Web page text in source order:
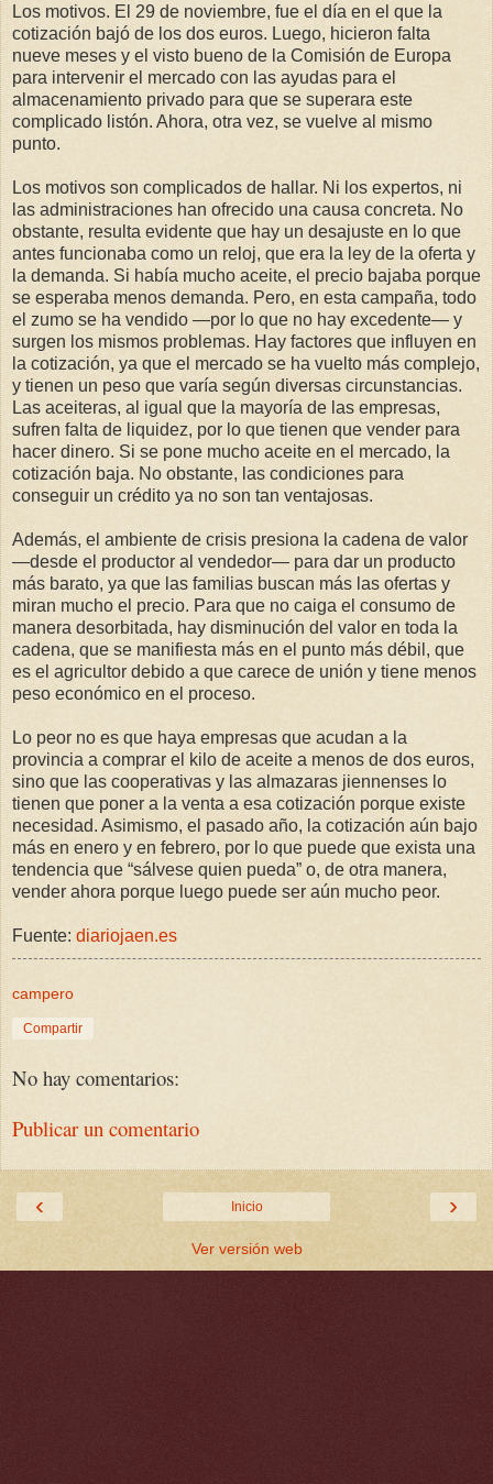
Los motivos. El 29 de noviembre, fue el día en el que la
cotización bajó de los dos euros. Luego, hicieron falta
nueve meses y el visto bueno de la Comisión de Europa
para intervenir el mercado con las ayudas para el
almacenamiento privado para que se superara este
complicado listón. Ahora, otra vez, se vuelve al mismo
punto.
Los motivos son complicados de hallar. Ni los expertos, ni
las administraciones han ofrecido una causa concreta. No
obstante, resulta evidente que hay un desajuste en lo que
antes funcionaba como un reloj, que era la ley de la oferta y
la demanda. Si había mucho aceite, el precio bajaba porque
se esperaba menos demanda. Pero, en esta campaña, todo
el zumo se ha vendido —por lo que no hay excedente— y
surgen los mismos problemas. Hay factores que influyen en
la cotización, ya que el mercado se ha vuelto más complejo,
y tienen un peso que varía según diversas circunstancias.
Las aceiteras, al igual que la mayoría de las empresas,
sufren falta de liquidez, por lo que tienen que vender para
hacer dinero. Si se pone mucho aceite en el mercado, la
cotización baja. No obstante, las condiciones para
conseguir un crédito ya no son tan ventajosas.
Además, el ambiente de crisis presiona la cadena de valor
—desde el productor al vendedor— para dar un producto
más barato, ya que las familias buscan más las ofertas y
miran mucho el precio. Para que no caiga el consumo de
manera desorbitada, hay disminución del valor en toda la
cadena, que se manifiesta más en el punto más débil, que
es el agricultor debido a que carece de unión y tiene menos
peso económico en el proceso.
Lo peor no es que haya empresas que acudan a la
provincia a comprar el kilo de aceite a menos de dos euros,
sino que las cooperativas y las almazaras jiennenses lo
tienen que poner a la venta a esa cotización porque existe
necesidad. Asimismo, el pasado año, la cotización aún bajo
más en enero y en febrero, por lo que puede que exista una
tendencia que “sálvese quien pueda” o, de otra manera,
vender ahora porque luego puede ser aún mucho peor.
Fuente: diariojaen.es
campero
Compartir
No hay comentarios:
Publicar un comentario
‹ ›
Inicio
Ver versión web